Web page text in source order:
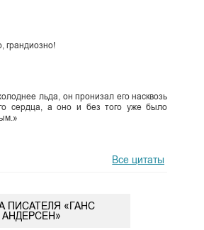
грандиозно!
льда, он пронизал его насквозь
сердца, а оно и без того уже было
Все цитаты
ПИСАТЕЛЯ «ГАНС